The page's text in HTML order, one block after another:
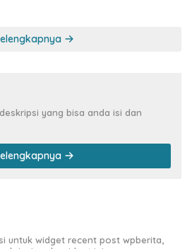
yang bisa anda isi dan
untuk widget recent post wpberita,